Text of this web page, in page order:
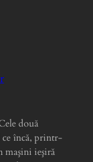
două
încă, printr-
maşini ieşiră